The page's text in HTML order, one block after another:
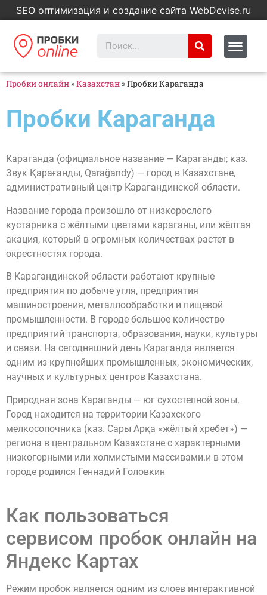
SEO оптимизация и создание сайта WebDevise.ru
Пробки онлайн »Казахстан »Пробки Караганда
Пробки Караганда
Караганда (официальное название — Караганды; каз.
Звук Қарағанды, Qarağandy) — город в Казахстане,
административный центр Карагандинской области.
Название города произошло от низкорослого
кустарника с жёлтыми цветами караганы, или жёлтая
акация, который в огромных количествах растет в
окрестностях города.
В Карагандинской области работают крупные
предприятия по добыче угля, предприятия
машиностроения, металлообработки и пищевой
промышленности. В городе большое количество
предприятий транспорта, образования, науки, культуры
и связи. На сегодняшний день Караганда является
одним из крупнейших промышленных, экономических,
научных и культурных центров Казахстана.
Природная зона Караганды — юг сухостепной зоны.
Город находится на территории Казахского
мелкосопочника (каз. Сары Арқа «жёлтый хребет») —
региона в центральном Казахстане с характерными
низкогорными или холмистыми массивами.и в этом
городе родился Геннадий Головкин
Как пользоваться
сервисом пробок онлайн на
Яндекс Картах
Режим пробок является одним из слоев интерактивной